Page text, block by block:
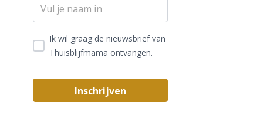
Ik wil graag de nieuwsbrief van
Thuisblijfmama ontvangen.